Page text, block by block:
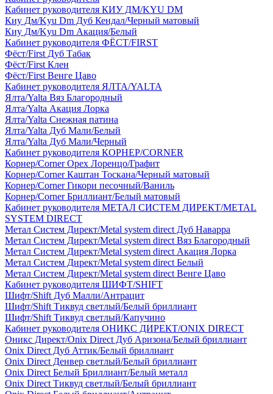
Кабинет руководителя КИУ ДМ/KYU DM
Киу Дм/Kyu Dm Дуб Кендал/Черный матовый
Киу Дм/Kyu Dm Акация/Белый
Кабинет руководителя ФЁСТ/FIRST
Фёст/First Дуб Табак
Фёст/First Клен
Фёст/First Венге Цаво
Кабинет руководителя ЯЛТА/YALTA
Ялта/Yalta Вяз Благородный
Ялта/Yalta Акация Лорка
Ялта/Yalta Снежная патина
Ялта/Yalta Дуб Мали/Белый
Ялта/Yalta Дуб Мали/Черный
Кабинет руководителя КОРНЕР/CORNER
Корнер/Corner Орех Лоренцо/Графит
Корнер/Corner Каштан Тоскана/Черный матовый
Корнер/Corner Гикори песочный/Ваниль
Корнер/Corner Бриллиант/Белый матовый
Кабинет руководителя МЕТАЛ СИСТЕМ ДИРЕКТ/METAL
SYSTEM DIRECT
Метал Систем Директ/Metal system direct Дуб Наварра
Метал Систем Директ/Metal system direct Вяз Благородный
Метал Систем Директ/Metal system direct Акация Лорка
Метал Систем Директ/Metal system direct Белый
Метал Систем Директ/Metal system direct Венге Цаво
Кабинет руководителя ШИФТ/SHIFT
Шифт/Shift Дуб Малли/Антрацит
Шифт/Shift Тиквуд светлый/Белый бриллиант
Шифт/Shift Тиквуд светлый/Капучино
Кабинет руководителя ОНИКС ДИРЕКТ/ONIX DIRECT
Оникс Директ/Onix Direct Дуб Аризона/Белый бриллиант
Onix Direct Дуб Аттик/Белый бриллиант
Onix Direct Денвер светлый/Белый бриллиант
Onix Direct Белый Бриллиант/Белый металл
Onix Direct Тиквуд светлый/Белый бриллиант